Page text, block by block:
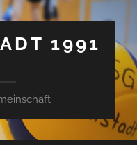
1991